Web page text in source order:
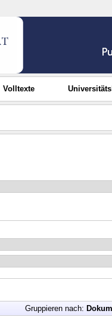
Volltexte
Gruppieren nach: